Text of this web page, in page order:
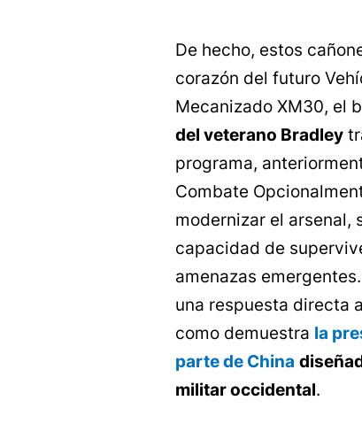
De hecho, estos
corazón del futuro
Mecanizado XM30, el
del veterano Bradley
programa,
Combate
modernizar el arsenal,
capacidad de
amenazas
una respuesta directa
como demuestra la
parte de China
militar occidental.